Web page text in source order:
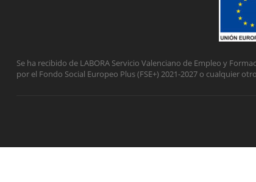
Se ha recibido de LABORA Servicio Valenciano de Empleo y
por el Fondo Social Europeo Plus (FSE+) 2021-2027 o cualquier